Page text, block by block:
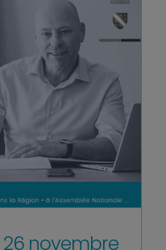
novembre